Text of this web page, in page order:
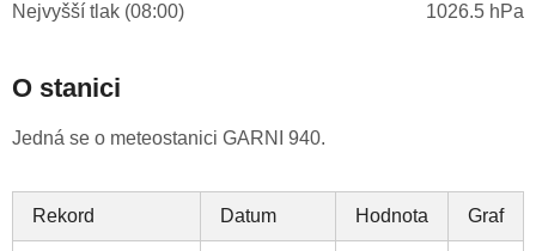
Nejvyšší tlak (08:00) 1026.5 hPa
O stanici
Jedná se o meteostanici GARNI 940.
Rekord Datum Hodnota Graf